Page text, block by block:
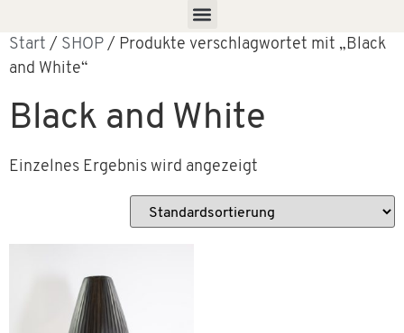
Start / SHOP / Produkte verschlagwortet mit „Black
and White“
Black and White
Einzelnes Ergebnis wird angezeigt